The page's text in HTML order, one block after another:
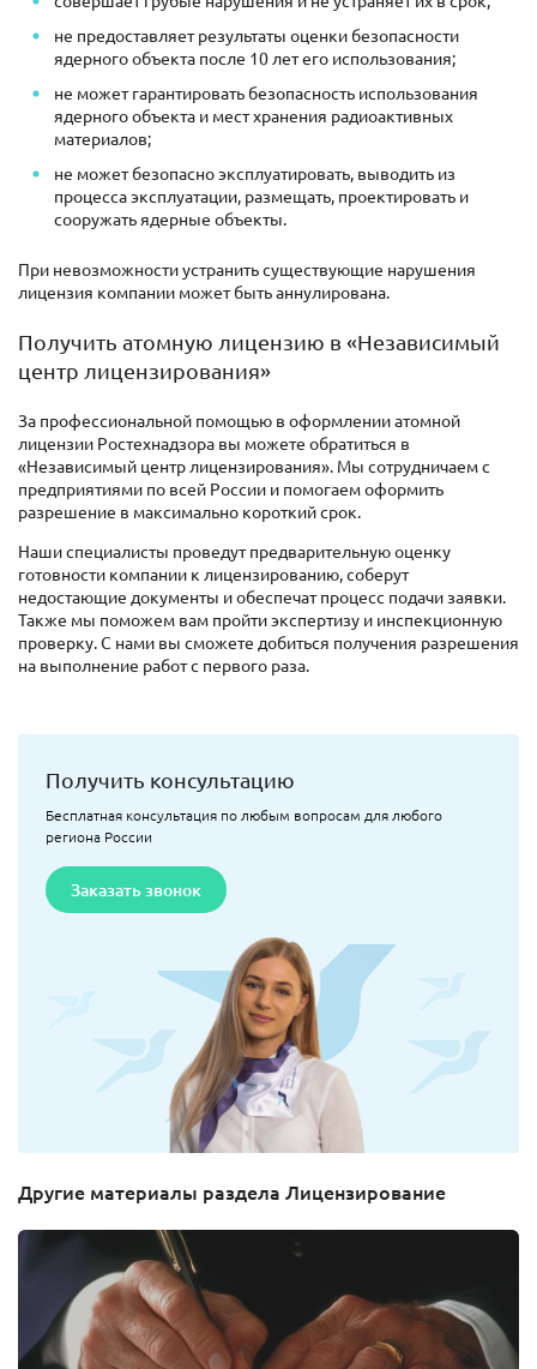
не предоставляет результаты оценки безопасности
ядерного объекта после 10 лет его использования;
не может гарантировать безопасность использования
ядерного объекта и мест хранения радиоактивных
материалов;
не может безопасно эксплуатировать, выводить из
процесса эксплуатации, размещать, проектировать и
сооружать ядерные объекты.
При невозможности устранить существующие нарушения
лицензия компании может быть аннулирована.
Получить атомную лицензию в «Независимый
центр лицензирования»
За профессиональной помощью в оформлении атомной
лицензии Ростехнадзора вы можете обратиться в
«Независимый центр лицензирования». Мы сотрудничаем с
предприятиями по всей России и помогаем оформить
разрешение в максимально короткий срок.
Наши специалисты проведут предварительную оценку
готовности компании к лицензированию, соберут
недостающие документы и обеспечат процесс подачи заявки.
Также мы поможем вам пройти экспертизу и инспекционную
проверку. С нами вы сможете добиться получения разрешения
на выполнение работ с первого раза.
Получить консультацию
Бесплатная консультация по любым вопросам для любого
региона России
Заказать звонок
Другие материалы раздела Лицензирование